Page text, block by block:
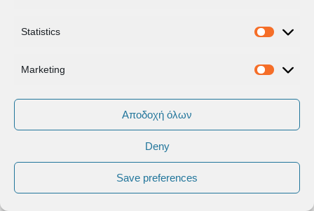
Statistics
Marketing
Αποδοχή όλων
Deny
Save preferences
October 2017